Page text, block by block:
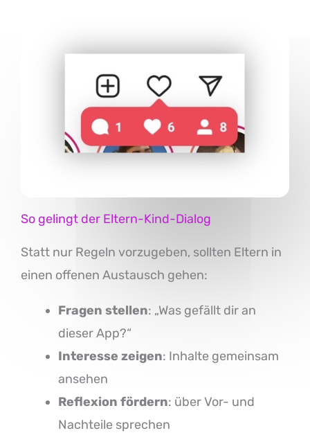
So gelingt der Eltern-Kind-Dialog
Statt nur Regeln vorzugeben, sollten Eltern in
einen offenen Austausch gehen:
Fragen stellen: „Was gefällt dir an
dieser App?“
Interesse zeigen: Inhalte gemeinsam
ansehen
Reflexion fördern: über Vor- und
Nachteile sprechen